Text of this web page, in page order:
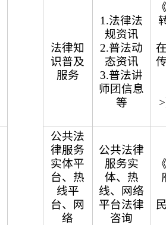
法律知
识普及
服务
1.法律法
规资讯
2.普法动
态资讯
3.普法讲
师团信息
等
公共法
律服务
实体平
台、热
线平
台、网
络
公共法律
服务实
体、热
线、网络
平台法律
咨询